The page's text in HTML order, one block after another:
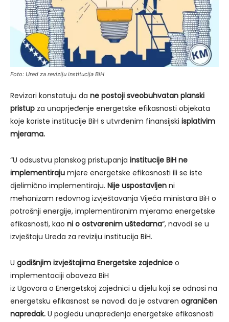
Foto: Ured za reviziju institucija BiH
Revizori konstatuju da ne postoji sveobuhvatan planski
pristup za unaprjeđenje energetske efikasnosti objekata
koje koriste institucije BiH s utvrđenim finansijski isplativim
mjerama.
“U odsustvu planskog pristupanja institucije BiH ne
implementiraju mjere energetske efikasnosti ili se iste
djelimično implementiraju. Nije uspostavljen ni
mehanizam redovnog izvještavanja Vijeća ministara BiH o
potrošnji energije, implementiranim mjerama energetske
efikasnosti, kao ni o ostvarenim uštedama“, navodi se u
izvještaju Ureda za reviziju institucija BiH.
U godišnjim izvještajima Energetske zajednice o
implementaciji obaveza BiH
iz Ugovora o Energetskoj zajednici u dijelu koji se odnosi na
energetsku efikasnost se navodi da je ostvaren ograničen
napredak. U pogledu unapređenja energetske efikasnosti